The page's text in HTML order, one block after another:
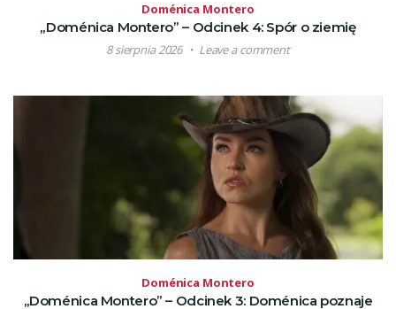
Doménica Montero
„Doménica Montero” – Odcinek 4: Spór o ziemię
8 sierpnia 2026 Leave a comment
Doménica Montero
„Doménica Montero” – Odcinek 3: Doménica poznaje